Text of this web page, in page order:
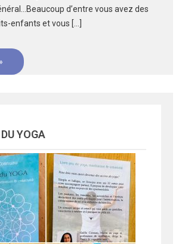
d’entre vous avez des
enfants et vous […]
YOGA